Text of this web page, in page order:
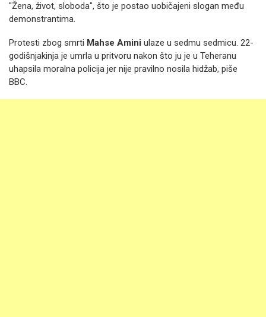
"Žena, život, sloboda", što je postao uobičajeni slogan među
demonstrantima.
Protesti zbog smrti Mahse Amini ulaze u sedmu sedmicu. 22-
godišnjakinja je umrla u pritvoru nakon što ju je u Teheranu
uhapsila moralna policija jer nije pravilno nosila hidžab, piše
BBC.